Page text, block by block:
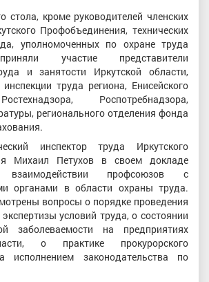
стола, кроме руководителей членских
Профобъединения, технических
уполномоченных по охране труда
участие представители
и занятости Иркутской области,
инспекции труда региона, Енисейского
Роспотребнадзора,
регионального отделения фонда
инспектор труда Иркутского
Михаил Петухов в своем докладе
профсоюзов с
органами в области охраны труда.
вопросы о порядке проведения
условий труда, о состоянии
заболеваемости на предприятиях
о практике прокурорского
исполнением законодательства по